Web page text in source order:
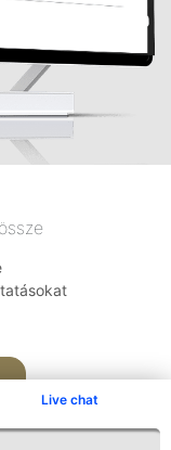
Live chat